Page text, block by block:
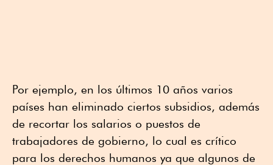
Por ejemplo, en los últimos 10 años varios
países han eliminado ciertos subsidios, además
de recortar los salarios o puestos de
trabajadores de gobierno, lo cual es crítico
para los derechos humanos ya que algunos de